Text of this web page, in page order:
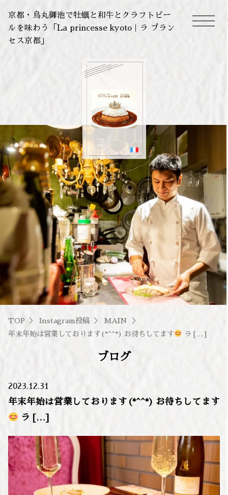
京都・烏丸御池で牡蠣と和牛とクラフトビー
ルを味わう「La princesse kyoto｜ラ プラン
セス京都」
TOP Instagram投稿
MAIN
年末年始は営業しております(*^^*) お待ちしてます
ラ […]
ブログ
2023.12.31
年末年始は営業しております(*^^*) お待ちしてます
ラ […]